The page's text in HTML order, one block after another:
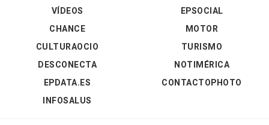
VÍDEOS
EPSOCIAL
CHANCE
CULTURAOCIO
DESCONECTA
EPDATA.ES
INFOSALUS
MOTOR
TURISMO
NOTIMÉRICA
CONTACTOPHOTO